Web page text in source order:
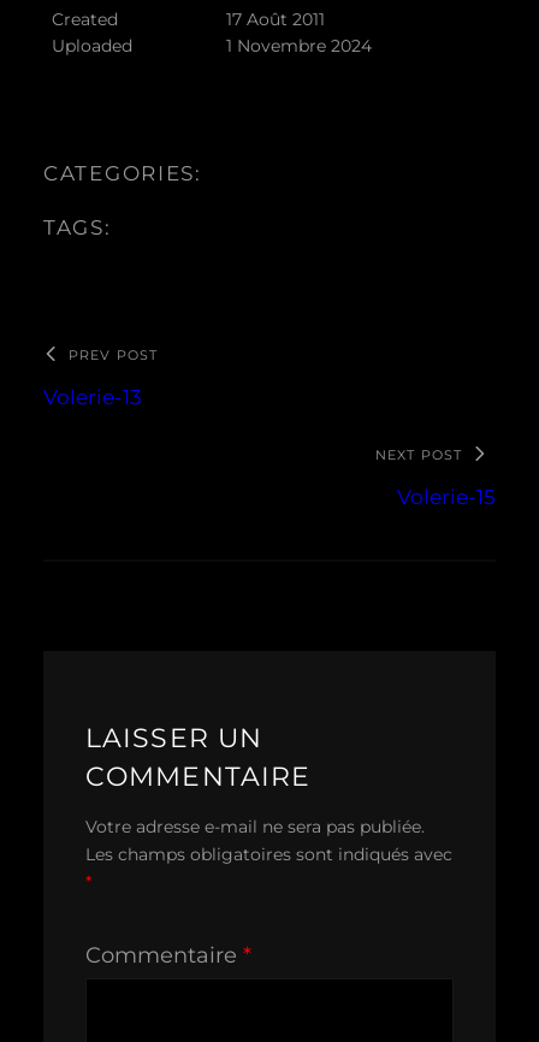
Created
17 Août 2011
Uploaded
1 Novembre 2024
CATEGORIES:
TAGS:
PREV POST
Volerie-13
NEXT POST
Volerie-15
LAISSER UN
COMMENTAIRE
Votre adresse e-mail ne sera pas publiée.
Les champs obligatoires sont indiqués avec
*
Commentaire *